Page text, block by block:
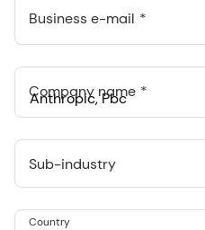
Business e-mail
Company name
548 Market St Pmb 90375, San
Sub-industry
Country